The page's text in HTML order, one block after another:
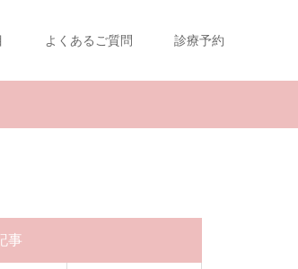
よくあるご質問 診療予約
事